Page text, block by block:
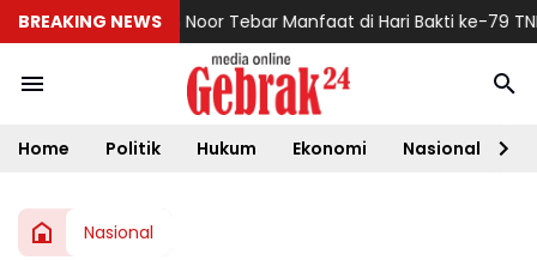
BREAKING NEWS
Sjamsudin Noor Tebar Manfaat di Hari Bakti ke-79 TNI AU
Home Politik Hukum Ekonomi Nasional
Nasional